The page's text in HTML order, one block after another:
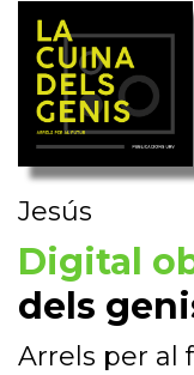
Jesús
Digital
dels
Arrels per al